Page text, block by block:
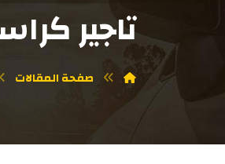
تاجير
صفحة المقالات